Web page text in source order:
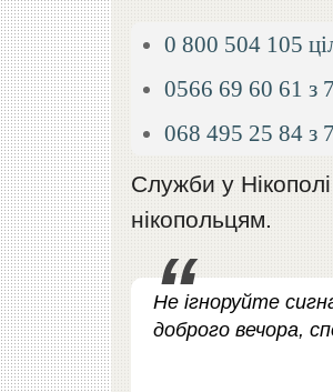
0 800 504 105
0566 69 60 61 з
068 495 25 84 з
Служби у
нікопольцям.
Не ігноруйте
доброго вечора,